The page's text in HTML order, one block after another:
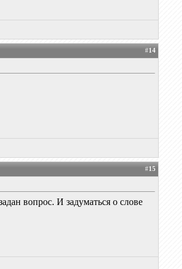
#14
#15
вопрос. И задуматься о слове